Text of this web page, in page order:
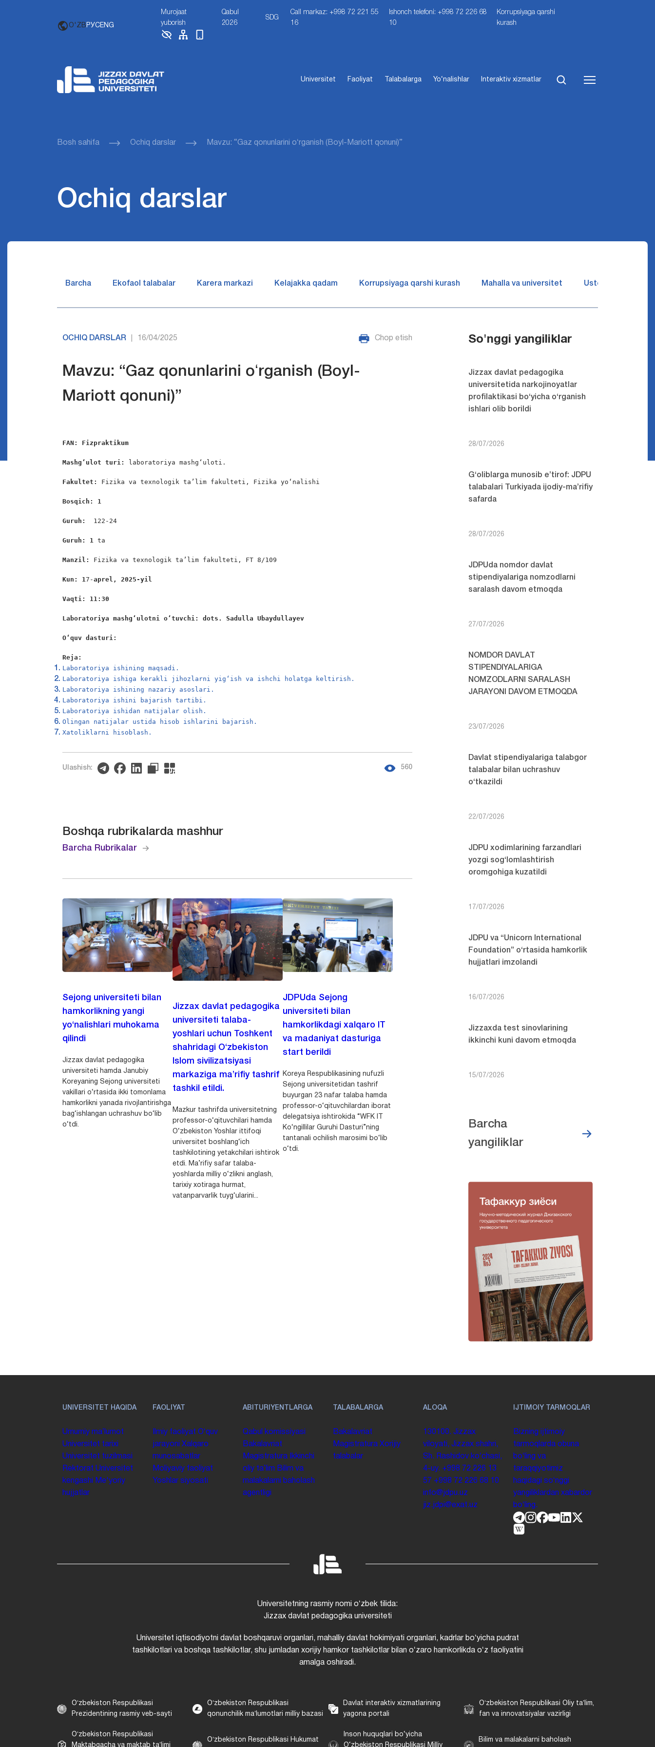
O'ZB РУСENG
Murojaat
yuborish
Qabul
2026
SDG
Call markaz: +998 72 221 55
16
Ishonch telefoni: +998 72 226 68
10
Korrupsiyaga qarshi
kurash
Universitet Faoliyat Talabalarga Yo‘nalishlar Interaktiv xizmatlar
Bosh sahifa Ochiq darslar Mavzu: “Gaz qonunlarini oʻrganish (Boyl-Mariott qonuni)”
Ochiq darslar
Barcha Ekofaol talabalar Karera markazi Kelajakka qadam Korrupsiyaga qarshi kurash Mahalla va universitet Ustozlar suhbatin
OCHIQ DARSLAR 16/04/2025 Chop etish
Mavzu: “Gaz qonunlarini oʻrganish (Boyl-
Mariott qonuni)”
FAN: Fizpraktikum
Mashg‘ulot turi: laboratoriya mashg‘uloti.
Fakultet: Fizika va texnologik ta’lim fakulteti, Fizika yo‘nalishi
Bosqich: 1
Guruh: 122-24
Guruh: 1 ta
Manzil: Fizika va texnologik ta’lim fakulteti, FT 8/109
Kun: 17-aprel, 2025-yil
Vaqti: 11:30
Laboratoriya mashgʻulotni oʻtuvchi: dots. Sadulla Ubaydullayev
O‘quv dasturi:
Reja:
Laboratoriya ishining maqsadi.
Laboratoriya ishiga kerakli jihozlarni yig‘ish va ishchi holatga keltirish.
Laboratoriya ishining nazariy asoslari.
Laboratoriya ishini bajarish tartibi.
Laboratoriya ishidan natijalar olish.
Olingan natijalar ustida hisob ishlarini bajarish.
Xatoliklarni hisoblash.
Ulashish: 560
Boshqa rubrikalarda mashhur
Barcha Rubrikalar
Sejong universiteti bilan
hamkorlikning yangi
yo‘nalishlari muhokama
qilindi
Jizzax davlat pedagogika
universiteti hamda Janubiy
Koreyaning Sejong universiteti
vakillari o‘rtasida ikki tomonlama
hamkorlikni yanada rivojlantirishga
bag‘ishlangan uchrashuv bo‘lib
o‘tdi.
Jizzax davlat pedagogika
universiteti talaba-
yoshlari uchun Toshkent
shahridagi O‘zbekiston
Islom sivilizatsiyasi
markaziga ma’rifiy tashrif
tashkil etildi.
Mazkur tashrifda universitetning
professor-o‘qituvchilari hamda
O‘zbekiston Yoshlar ittifoqi
universitet boshlang‘ich
tashkilotining yetakchilari ishtirok
etdi. Ma’rifiy safar talaba-
yoshlarda milliy o‘zlikni anglash,
tarixiy xotiraga hurmat,
vatanparvarlik tuyg‘ularini...
JDPUda Sejong
universiteti bilan
hamkorlikdagi xalqaro IT
va madaniyat dasturiga
start berildi
Koreya Respublikasining nufuzli
Sejong universitetidan tashrif
buyurgan 23 nafar talaba hamda
professor-o‘qituvchilardan iborat
delegatsiya ishtirokida “WFK IT
Ko‘ngillilar Guruhi Dasturi”ning
tantanali ochilish marosimi bo‘lib
o‘tdi.
So'nggi yangiliklar
Jizzax davlat pedagogika
universitetida narkojinoyatlar
profilaktikasi bo‘yicha o‘rganish
ishlari olib borildi
28/07/2026
G‘oliblarga munosib e’tirof: JDPU
talabalari Turkiyada ijodiy-ma’rifiy
safarda
28/07/2026
JDPUda nomdor davlat
stipendiyalariga nomzodlarni
saralash davom etmoqda
27/07/2026
NOMDOR DAVLAT
STIPENDIYALARIGA
NOMZODLARNI SARALASH
JARAYONI DAVOM ETMOQDA
23/07/2026
Davlat stipendiyalariga talabgor
talabalar bilan uchrashuv
o‘tkazildi
22/07/2026
JDPU xodimlarining farzandlari
yozgi sog‘lomlashtirish
oromgohiga kuzatildi
17/07/2026
JDPU va “Unicorn International
Foundation” o‘rtasida hamkorlik
hujjatlari imzolandi
16/07/2026
Jizzaxda test sinovlarining
ikkinchi kuni davom etmoqda
15/07/2026
Barcha
yangiliklar
UNIVERSITET HAQIDA
Umumiy maʼlumot
Universitet tarixi
Universitet tuzilmasi
Rektorat Universitet
kengashi
Me'yoriy
hujjatlar
FAOLIYAT
Ilmiy faoliyat Oʻquv
jarayoni Xalqaro
munosabatlar
Moliyaviy faoliyat
Yoshlar siyosati
ABITURIYENTLARGA
Qabul komissiyasi
Bakalavriat
Magistratura
Ikkinchi
oliy taʼlim Bilim va
malakalarni baholash
agentligi
TALABALARGA
Bakalavriat
Magistratura Xorijiy
talabalar
ALOQA
130100. Jizzax
viloyati, Jizzax shahri,
Sh. Rashidov koʻchasi,
4-uy. +998 72 226 13
57 +998 72 226 68 10
info@jdpu.uz
jiz.jdpi@exat.uz
IJTIMOIY TARMOQLAR
Bizning ijtimoiy
tarmoqlarda obuna
boʻling va
taraqqiyotimiz
haqidagi soʻnggi
yangiliklardan xabardor
boʻling.
Universitetning rasmiy nomi oʻzbek tilida:
Jizzax davlat pedagogika universiteti
Universitet iqtisodiyotni davlat boshqaruvi organlari, mahalliy davlat hokimiyati organlari, kadrlar boʻyicha pudrat
tashkilotlari va boshqa tashkilotlar, shu jumladan xorijiy hamkor tashkilotlar bilan oʻzaro hamkorlikda oʻz faoliyatini
amalga oshiradi.
Oʻzbekiston Respublikasi
Prezidentining rasmiy veb-sayti
Oʻzbekiston Respublikasi
qonunchilik maʼlumotlari milliy bazasi
Davlat interaktiv xizmatlarining
yagona portali
Oʻzbekiston Respublikasi Oliy taʼlim,
fan va innovatsiyalar vazirligi
Oʻzbekiston Respublikasi
Maktabgacha va maktab taʼlimi
Oʻzbekiston Respublikasi Hukumat
Inson huquqlari bo‘yicha
O‘zbekiston Respublikasi Milliy
Bilim va malakalarni baholash